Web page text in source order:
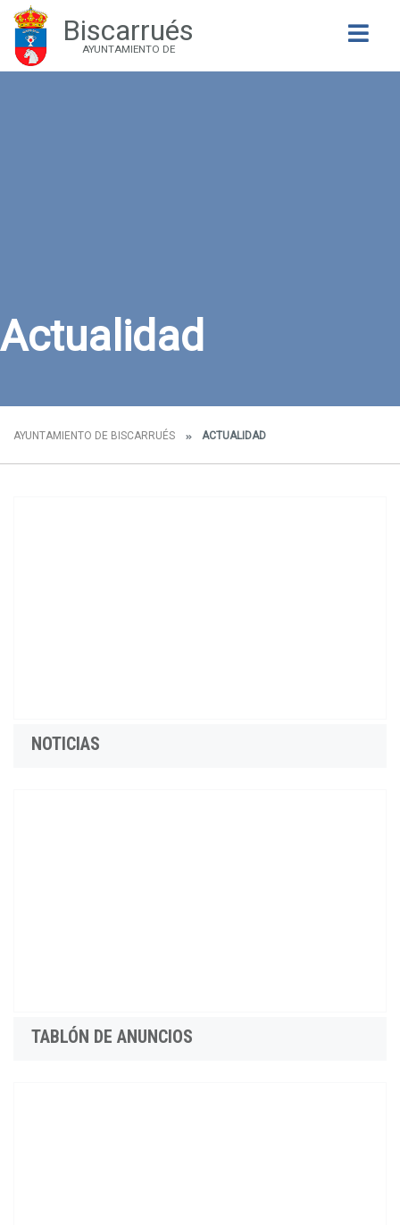
Biscarrués
AYUNTAMIENTO DE
Actualidad
AYUNTAMIENTO DE BISCARRUÉS ACTUALIDAD
NOTICIAS
TABLÓN DE ANUNCIOS